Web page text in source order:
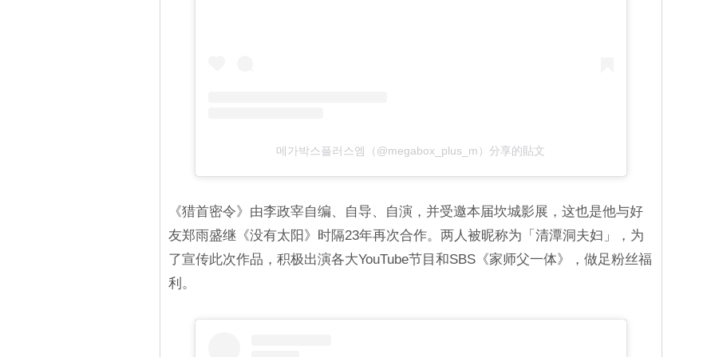
메가박스플러스엠（@megabox_plus_m）分享的貼文
《猎首密令》由李政宰自编、自导、自演，并受邀本届坎城影展，这也是他与好
友郑雨盛继《没有太阳》时隔23年再次合作。两人被昵称为「清潭洞夫妇」，为
了宣传此次作品，积极出演各大YouTube节目和SBS《家师父一体》，做足粉丝福
利。